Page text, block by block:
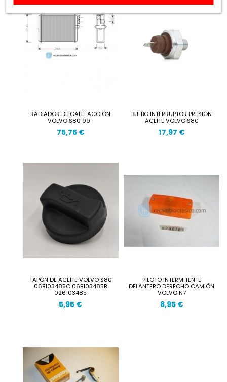
RADIADOR DE CALEFACCIÓN
VOLVO S80 99-
75,75 €
BULBO INTERRUPTOR PRESIÓN
ACEITE VOLVO S80
17,97 €
TAPÓN DE ACEITE VOLVO S80
06B103485C 06B103485B
026103485
5,95 €
PILOTO INTERMITENTE
DELANTERO DERECHO CAMIÓN
VOLVO N7
8,95 €